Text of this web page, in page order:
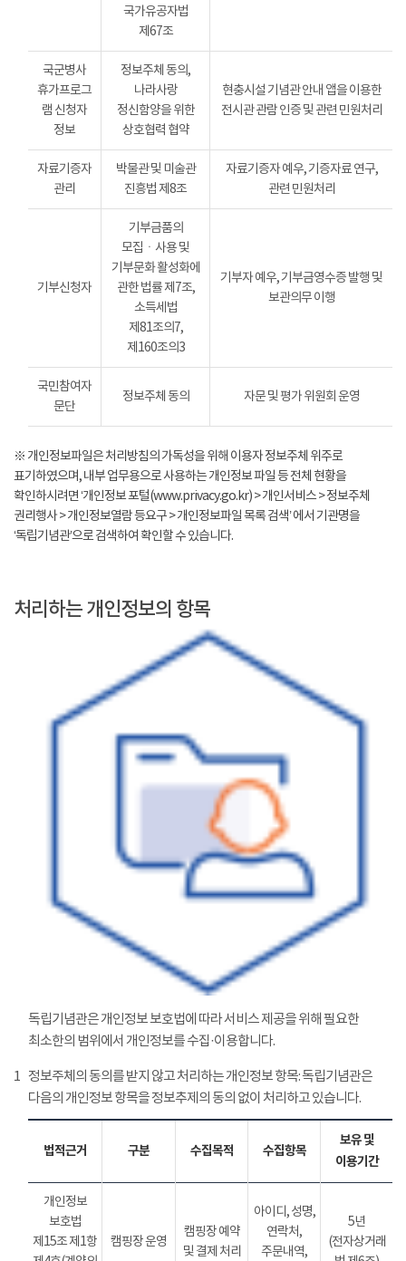
국가유공자법
제67조
국군병사
휴가프로그
램 신청자
정보
정보주체 동의,
나라사랑
정신함양을 위한
상호협력 협약
현충시설 기념관 안내 앱을 이용한
전시관 관람 인증 및 관련 민원처리
자료기증자
관리
박물관 및 미술관
진흥법 제8조
자료기증자 예우, 기증자료 연구,
관련 민원처리
기부신청자
기부금품의
모집ㆍ사용 및
기부문화 활성화에
관한 법률 제7조,
소득세법
제81조의7,
제160조의3
기부자 예우, 기부금영수증 발행 및
보관의무 이행
국민참여자
문단
정보주체 동의 자문 및 평가 위원회 운영
※ 개인정보파일은 처리방침의 가독성을 위해 이용자 정보주체 위주로
표기하였으며, 내부 업무용으로 사용하는 개인정보 파일 등 전체 현황을
확인하시려면 ‘개인정보 포털(www.privacy.go.kr) > 개인서비스 > 정보주체
권리행사 > 개인정보열람 등요구 > 개인정보파일 목록 검색’ 에서 기관명을
‘독립기념관’으로 검색하여 확인할 수 있습니다.
처리하는 개인정보의 항목
독립기념관은 개인정보 보호법에 따라 서비스 제공을 위해 필요한
최소한의 범위에서 개인정보를 수집·이용합니다.
1 정보주체의 동의를 받지 않고 처리하는 개인정보 항목: 독립기념관은
다음의 개인정보 항목을 정보추제의 동의 없이 처리하고 있습니다.
법적근거 구분 수집목적 수집항목
보유 및
이용기간
개인정보
보호법
제15조 제1항
캠핑장 운영
캠핑장 예약
및 결제 처리
아이디, 성명,
연락처,
주문내역,
5년
(전자상거래